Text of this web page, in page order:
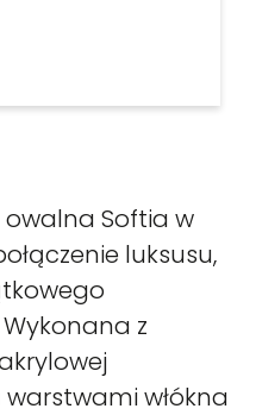
Softia w
luksusu,
z
włókna